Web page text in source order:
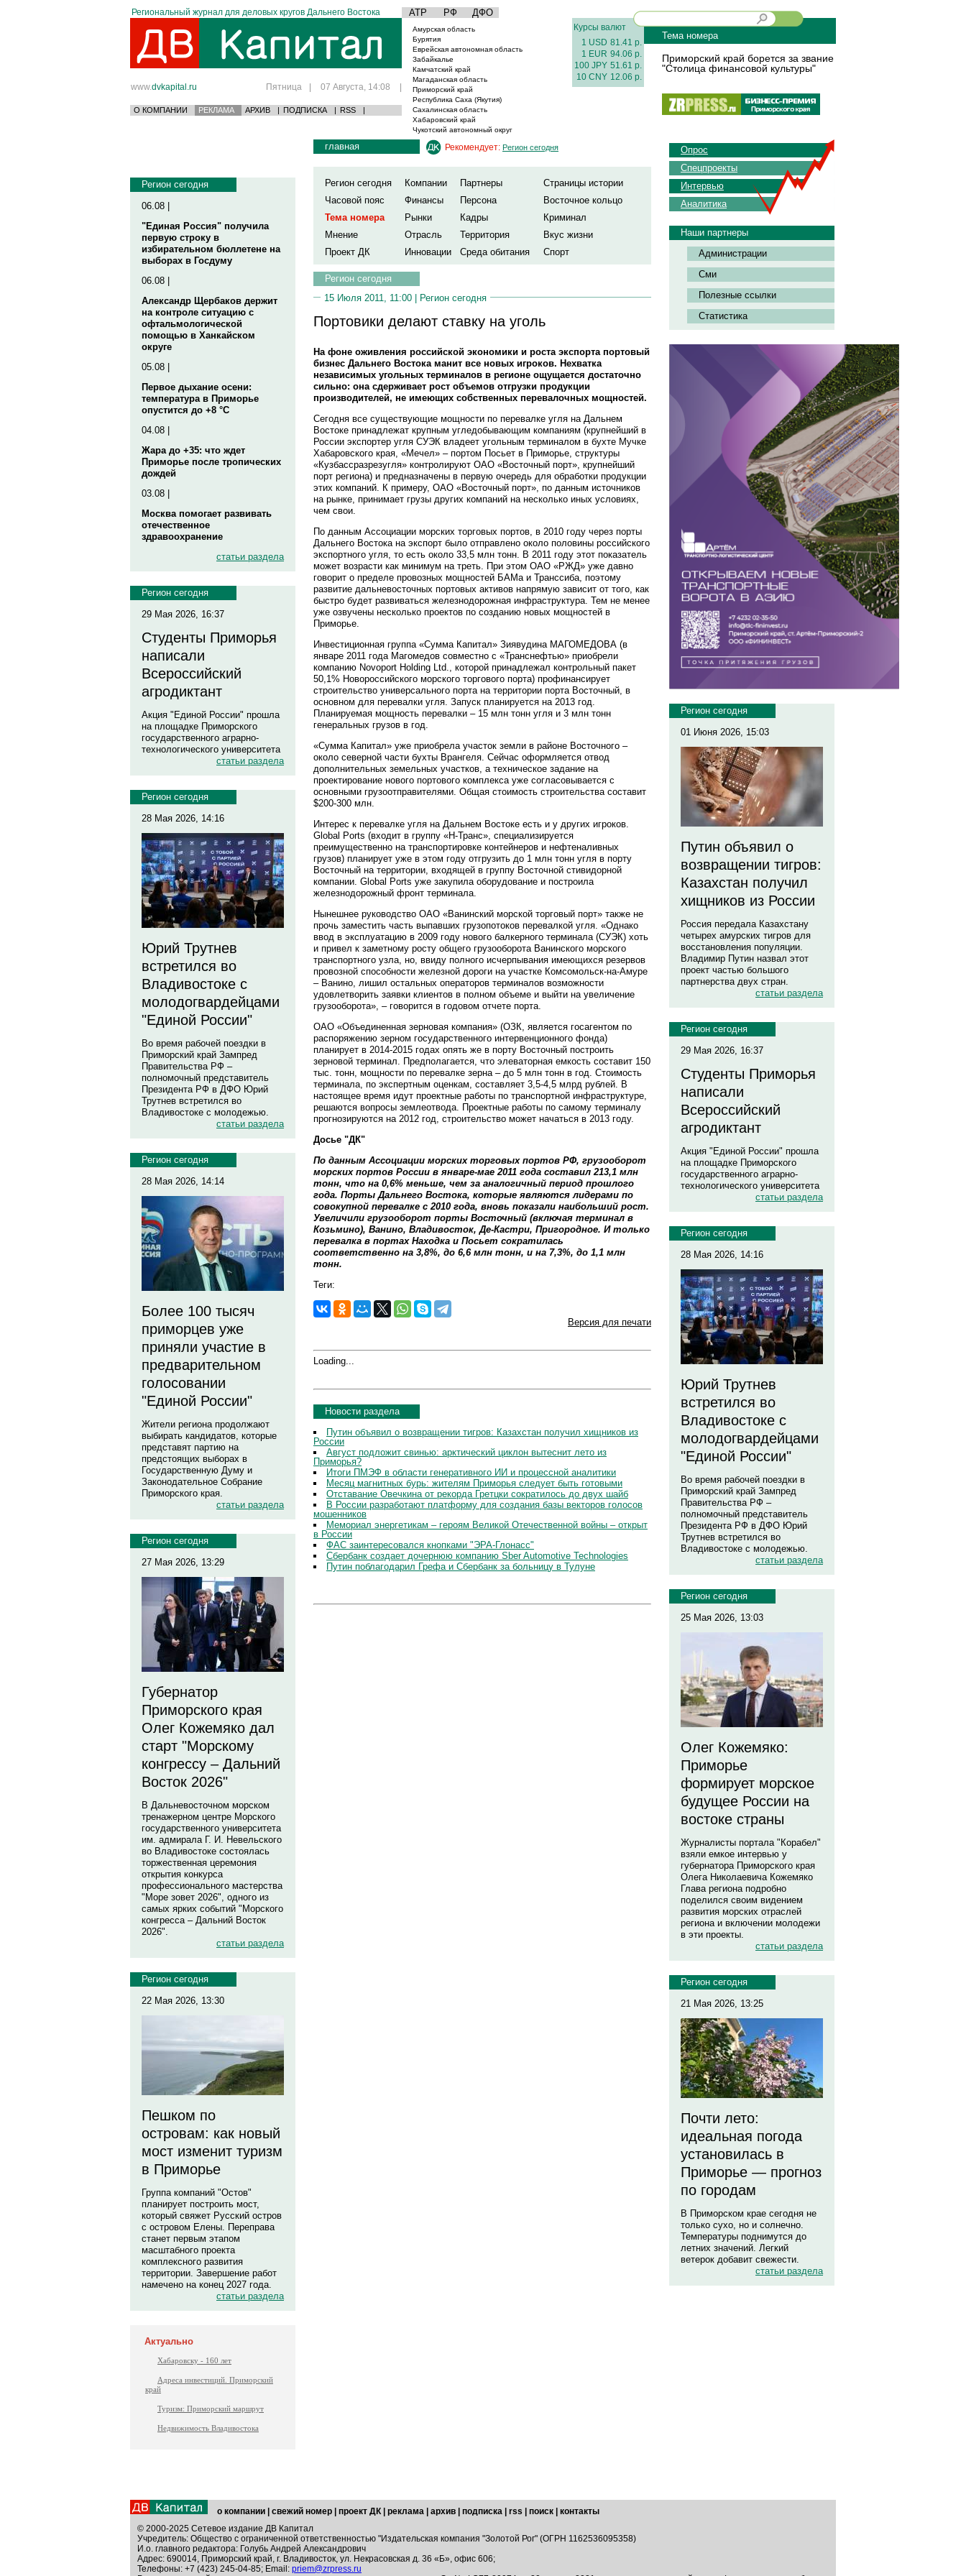
Региональный журнал для деловых кругов Дальнего Востока АТР РФ ДФО
www.dvkapital.ru Пятница | 07 Августа, 14:08 |
О КОМПАНИИ РЕКЛАМА АРХИВ | ПОДПИСКА | RSS |
Амурская область
Бурятия
Еврейская автономная область
Забайкалье
Камчатский край
Магаданская область
Приморский край
Республика Саха (Якутия)
Сахалинская область
Хабаровский край
Чукотский автономный округ
Курсы валют
1 USD 81.41 р.
1 EUR 94.06 р.
100 JPY 51.61 р.
10 CNY 12.06 р.
Тема номера
Приморский край борется за звание
"Столица финансовой культуры"
Регион сегодня
06.08 |
"Единая Россия" получила
первую строку в
избирательном бюллетене на
выборах в Госдуму
06.08 |
Александр Щербаков держит
на контроле ситуацию с
офтальмологической
помощью в Ханкайском
округе
05.08 |
Первое дыхание осени:
температура в Приморье
опустится до +8 °C
04.08 |
Жара до +35: что ждет
Приморье после тропических
дождей
03.08 |
Москва помогает развивать
отечественное
здравоохранение
статьи раздела
Регион сегодня
29 Мая 2026, 16:37
Студенты Приморья
написали
Всероссийский
агродиктант
Акция "Единой России" прошла
на площадке Приморского
государственного аграрно-
технологического университета
статьи раздела
Регион сегодня
28 Мая 2026, 14:16
Юрий Трутнев
встретился во
Владивостоке с
молодогвардейцами
"Единой России"
Во время рабочей поездки в
Приморский край Зампред
Правительства РФ –
полномочный представитель
Президента РФ в ДФО Юрий
Трутнев встретился во
Владивостоке с молодежью.
статьи раздела
Регион сегодня
28 Мая 2026, 14:14
Более 100 тысяч
приморцев уже
приняли участие в
предварительном
голосовании
"Единой России"
Жители региона продолжают
выбирать кандидатов, которые
представят партию на
предстоящих выборах в
Государственную Думу и
Законодательное Собрание
Приморского края.
статьи раздела
Регион сегодня
27 Мая 2026, 13:29
Губернатор
Приморского края
Олег Кожемяко дал
старт "Морскому
конгрессу – Дальний
Восток 2026"
В Дальневосточном морском
тренажерном центре Морского
государственного университета
им. адмирала Г. И. Невельского
во Владивостоке состоялась
торжественная церемония
открытия конкурса
профессионального мастерства
"Море зовет 2026", одного из
самых ярких событий "Морского
конгресса – Дальний Восток
2026".
статьи раздела
Регион сегодня
22 Мая 2026, 13:30
Пешком по
островам: как новый
мост изменит туризм
в Приморье
Группа компаний "Остов"
планирует построить мост,
который свяжет Русский остров
с островом Елены. Переправа
станет первым этапом
масштабного проекта
комплексного развития
территории. Завершение работ
намечено на конец 2027 года.
статьи раздела
Актуально
Хабаровску - 160 лет
Адреса инвестиций. Приморский
край
Туризм: Приморский маршрут
Недвижимость Владивостока
главная Рекомендует: Регион сегодня
Регион сегодня Компании Партнеры
Страницы истории
Часовой пояс
Финансы Персона
Восточное кольцо
Тема номера
Рынки Кадры
Криминал
Мнение
Отрасль Территория
Вкус жизни
Проект ДК
Инновации Среда обитания Спорт
Регион сегодня
15 Июля 2011, 11:00 | Регион сегодня
Портовики делают ставку на уголь
На фоне оживления российской экономики и роста экспорта портовый
бизнес Дальнего Востока манит все новых игроков. Нехватка
независимых угольных терминалов в регионе ощущается достаточно
сильно: она сдерживает рост объемов отгрузки продукции
производителей, не имеющих собственных перевалочных мощностей.
Сегодня все существующие мощности по перевалке угля на Дальнем
Востоке принадлежат крупным угледобывающим компаниям (крупнейший в
России экспортер угля СУЭК владеет угольным терминалом в бухте Мучке
Хабаровского края, «Мечел» – портом Посьет в Приморье, структуры
«Кузбассразрезугля» контролируют ОАО «Восточный порт», крупнейший
порт региона) и предназначены в первую очередь для обработки продукции
этих компаний. К примеру, ОАО «Восточный порт», по данным источников
на рынке, принимает грузы других компаний на несколько иных условиях,
чем свои.
По данным Ассоциации морских торговых портов, в 2010 году через порты
Дальнего Востока на экспорт было отправлено около половины российского
экспортного угля, то есть около 33,5 млн тонн. В 2011 году этот показатель
может возрасти как минимум на треть. При этом ОАО «РЖД» уже давно
говорит о пределе провозных мощностей БАМа и Транссиба, поэтому
развитие дальневосточных портовых активов напрямую зависит от того, как
быстро будет развиваться железнодорожная инфраструктура. Тем не менее
уже озвучены несколько проектов по созданию новых мощностей в
Приморье.
Инвестиционная группа «Сумма Капитал» Зиявудина МАГОМЕДОВА (в
январе 2011 года Магомедов совместно с «Транснефтью» приобрели
компанию Novoport Holding Ltd., которой принадлежал контрольный пакет
50,1% Новороссийского морского торгового порта) профинансирует
строительство универсального порта на территории порта Восточный, в
основном для перевалки угля. Запуск планируется на 2013 год.
Планируемая мощность перевалки – 15 млн тонн угля и 3 млн тонн
генеральных грузов в год.
«Сумма Капитал» уже приобрела участок земли в районе Восточного –
около северной части бухты Врангеля. Сейчас оформляется отвод
дополнительных земельных участков, а техническое задание на
проектирование нового портового комплекса уже согласовывается с
основными грузоотправителями. Общая стоимость строительства составит
$200-300 млн.
Интерес к перевалке угля на Дальнем Востоке есть и у других игроков.
Global Ports (входит в группу «Н-Транс», специализируется
преимущественно на транспортировке контейнеров и нефтеналивных
грузов) планирует уже в этом году отгрузить до 1 млн тонн угля в порту
Восточный на территории, входящей в группу Восточной стивидорной
компании. Global Ports уже закупила оборудование и построила
железнодорожный фронт терминала.
Нынешнее руководство ОАО «Ванинский морской торговый порт» также не
прочь заместить часть выпавших грузопотоков перевалкой угля. «Однако
ввод в эксплуатацию в 2009 году нового балкерного терминала (СУЭК) хоть
и привел к заметному росту общего грузооборота Ванинского морского
транспортного узла, но, ввиду полного исчерпывания имеющихся резервов
провозной способности железной дороги на участке Комсомольск-на-Амуре
– Ванино, лишил остальных операторов терминалов возможности
удовлетворить заявки клиентов в полном объеме и выйти на увеличение
грузооборота», – говорится в годовом отчете порта.
ОАО «Объединенная зерновая компания» (ОЗК, является госагентом по
распоряжению зерном государственного интервенционного фонда)
планирует в 2014-2015 годах опять же в порту Восточный построить
зерновой терминал. Предполагается, что элеваторная емкость составит 150
тыс. тонн, мощности по перевалке зерна – до 5 млн тонн в год. Стоимость
терминала, по экспертным оценкам, составляет 3,5-4,5 млрд рублей. В
настоящее время идут проектные работы по транспортной инфраструктуре,
решаются вопросы землеотвода. Проектные работы по самому терминалу
прогнозируются на 2012 год, строительство может начаться в 2013 году.
Досье "ДК"
По данным Ассоциации морских торговых портов РФ, грузооборот
морских портов России в январе-мае 2011 года составил 213,1 млн
тонн, что на 0,6% меньше, чем за аналогичный период прошлого
года. Порты Дальнего Востока, которые являются лидерами по
совокупной перевалке с 2010 года, вновь показали наибольший рост.
Увеличили грузооборот порты Восточный (включая терминал в
Козьмино), Ванино, Владивосток, Де-Кастри, Пригородное. И только
перевалка в портах Находка и Посьет сократилась
соответственно на 3,8%, до 6,6 млн тонн, и на 7,3%, до 1,1 млн
тонн.
Теги:
Версия для печати
Loading...
Новости раздела
Путин объявил о возвращении тигров: Казахстан получил хищников из
России
Август подложит свинью: арктический циклон вытеснит лето из
Приморья?
Итоги ПМЭФ в области генеративного ИИ и процессной аналитики
Месяц магнитных бурь: жителям Приморья следует быть готовыми
Отставание Овечкина от рекорда Гретцки сократилось до двух шайб
В России разработают платформу для создания базы векторов голосов
мошенников
Мемориал энергетикам – героям Великой Отечественной войны – открыт
в России
ФАС заинтересовался кнопками "ЭРА-Глонасс"
Сбербанк создает дочернюю компанию Sber Automotive Technologies
Путин поблагодарил Грефа и Сбербанк за больницу в Тулуне
Опрос
Спецпроекты
Интервью
Аналитика
Наши партнеры
Администрации
Сми
Полезные ссылки
Статистика
Регион сегодня
01 Июня 2026, 15:03
Путин объявил о
возвращении тигров:
Казахстан получил
хищников из России
Россия передала Казахстану
четырех амурских тигров для
восстановления популяции.
Владимир Путин назвал этот
проект частью большого
партнерства двух стран.
статьи раздела
Регион сегодня
29 Мая 2026, 16:37
Студенты Приморья
написали
Всероссийский
агродиктант
Акция "Единой России" прошла
на площадке Приморского
государственного аграрно-
технологического университета
статьи раздела
Регион сегодня
28 Мая 2026, 14:16
Юрий Трутнев
встретился во
Владивостоке с
молодогвардейцами
"Единой России"
Во время рабочей поездки в
Приморский край Зампред
Правительства РФ –
полномочный представитель
Президента РФ в ДФО Юрий
Трутнев встретился во
Владивостоке с молодежью.
статьи раздела
Регион сегодня
25 Мая 2026, 13:03
Олег Кожемяко:
Приморье
формирует морское
будущее России на
востоке страны
Журналисты портала "Корабел"
взяли емкое интервью у
губернатора Приморского края
Олега Николаевича Кожемяко
Глава региона подробно
поделился своим видением
развития морских отраслей
региона и включении молодежи
в эти проекты.
статьи раздела
Регион сегодня
21 Мая 2026, 13:25
Почти лето:
идеальная погода
установилась в
Приморье — прогноз
по городам
В Приморском крае сегодня не
только сухо, но и солнечно.
Температуры поднимутся до
летних значений. Легкий
ветерок добавит свежести.
статьи раздела
о компании свежий номер проект ДК реклама архив подписка rss поиск
контакты
© 2000-2025 Сетевое издание ДВ Капитал
Учредитель: Общество с ограниченной ответственностью "Издательская компания "Золотой Рог" (ОГРН 1162536095358)
И.о. главного редактора: Голубь Андрей Александрович
Адрес: 690014, Приморский край, г. Владивосток, ул. Некрасовская д. 36 «Б», офис 606;
Телефоны: +7 (423) 245-04-85; Email: priem@zrpress.ru